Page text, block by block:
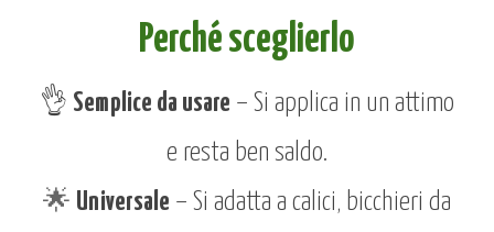
Perché sceglierlo
👌 Semplice da usare – Si applica in un attimo
e resta ben saldo.
🌟 Universale – Si adatta a calici, bicchieri da